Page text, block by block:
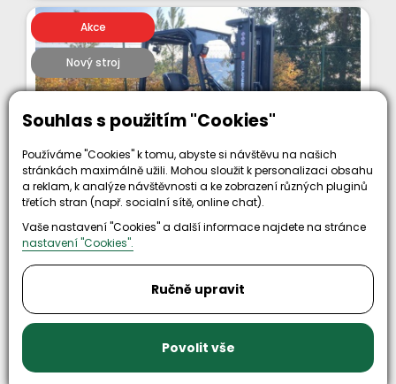
Souhlas s použitím "Cookies"
Používáme "Cookies" k tomu, abyste si návštěvu na našich
stránkách maximálně užili. Mohou sloužit k personalizaci obsahu
a reklam, k analýze návštěvnosti a ke zobrazení různých pluginů
třetích stran (např. socialní sítě, online chat).
Vaše nastavení "Cookies" a další informace najdete na stránce
nastavení "Cookies".
Ručně upravit
Povolit vše
Akce
Nový stroj
Skladem
Čelní vysokozdvižný vozík EP EFL353
80V/280Ah; 150A externí nabíječ
3500 kg
Li-ion